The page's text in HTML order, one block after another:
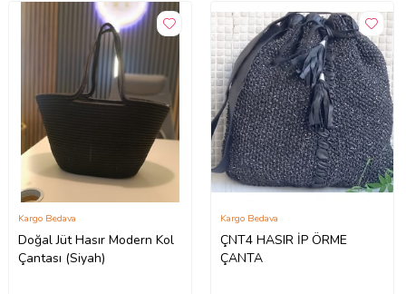
Doğal Jüt Hasır Modern Kol
Çantası (Siyah)
Kargo Bedava
ÇNT4 HASIR İP ÖRME
ÇANTA
Kargo Bedava